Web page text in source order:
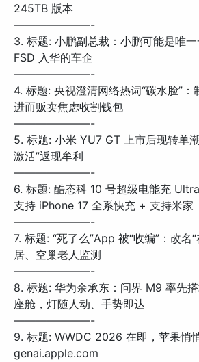
245TB 版本
———————-
3. 标题: 小鹏副总裁：小鹏可能是唯
FSD 入华的车企
———————-
4. 标题: 央视澄清网络热词“碳水脸”：
进而贩卖焦虑收割钱包
———————-
5. 标题: 小米 YU7 GT 上市后现转单
激活”返现牟利
———————-
6. 标题: 酷态科 10 号超级电能充
支持 iPhone 17 全系快充 + 支持米家
———————-
7. 标题: “死了么”App 被“收编”：改名
居、空巢老人监测
———————-
8. 标题: 华为余承东：问界 M9 率先
座舱，灯随人动、手势即达
———————-
9. 标题: WWDC 2026 在即，苹果悄
genai.apple.com